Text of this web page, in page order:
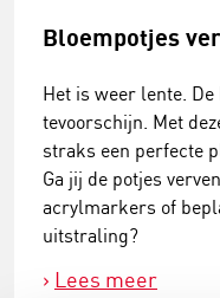
Bloempotjes
Het is weer lente.
tevoorschijn. Met
straks een perfecte
Ga jij de potjes
acrylmarkers of
uitstraling?
Lees meer